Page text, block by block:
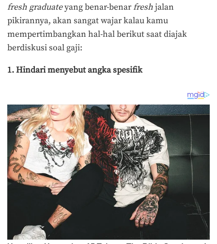
fresh graduateyang benar-benarfreshjalan
pikirannya, akan sangat wajar kalau kamu
mempertimbangkan hal-hal berikut saat diajak
berdiskusi soal gaji:
1. Hindari menyebut angka spesifik